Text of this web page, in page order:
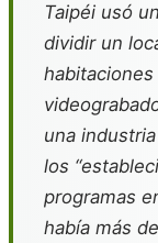
Taipéi usó
dividir un
una
los
programas
había más